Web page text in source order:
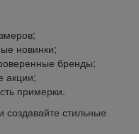
новинки;
бренды;
акции;
примерки.
стильные